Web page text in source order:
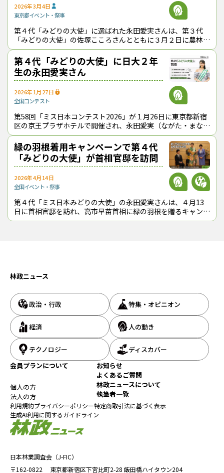
2026年3月4日
東京都イベント・祭事
第４代「みどりの大使」に選ばれた永田愛実さんは、第３代
「みどりの大使」の佐塚こころさんとともに３月２日に農林水
産省を訪れ、鈴木憲和農相と意見を交わした。 意見交換をす
る（右から）鈴木農相、永田
第４代「みどりの大使」に日大２年
生の永田愛実さん
2026年1月27日
全国コンテスト
第58回「ミス日本コンテスト2026」が１月26日に東京都新宿
区の京王プラザホテルで開催され、永田愛実（ながた・まな
み）さんが「2026ミス日本みどりの大使」に選ばれた。 ４代
目の大使となった
緑の羽根着用キャンペーンで第４代
「みどりの大使」が首相官邸を訪問
2026年4月14日
全国イベント・祭事
第４代「ミス日本みどりの大使」の永田愛実さんは、４月13
日に首相官邸を訪れ、高市早苗首相に緑の羽根を贈るキャンペ
ーン活動を行った。 永田さんは、みどりの大使としてチェー
日本林業調査会（J-FIC）
〒162-0822
東京都新宿区下宮比町2-28 飯田橋ハイタウン204
林政ニュース
政治・行政 特集・オピニオン
経済 人の動き
テクノロジー
ディスカバー
会員プランについて
個人の方
法人の方
お知らせ
よくあるご質問
林政ニュースについて
執筆者一覧
利用規約プライバシーポリシー特定商取引法に基づく表示
生成AI利用に関するガイドライン